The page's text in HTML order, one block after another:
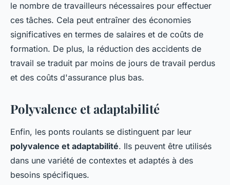
le nombre de travailleurs nécessaires pour effectuer
ces tâches. Cela peut entraîner des économies
significatives en termes de salaires et de coûts de
formation. De plus, la réduction des accidents de
travail se traduit par moins de jours de travail perdus
et des coûts d'assurance plus bas.
Polyvalence et adaptabilité
Enfin, les ponts roulants se distinguent par leur
polyvalence et adaptabilité. Ils peuvent être utilisés
dans une variété de contextes et adaptés à des
besoins spécifiques.